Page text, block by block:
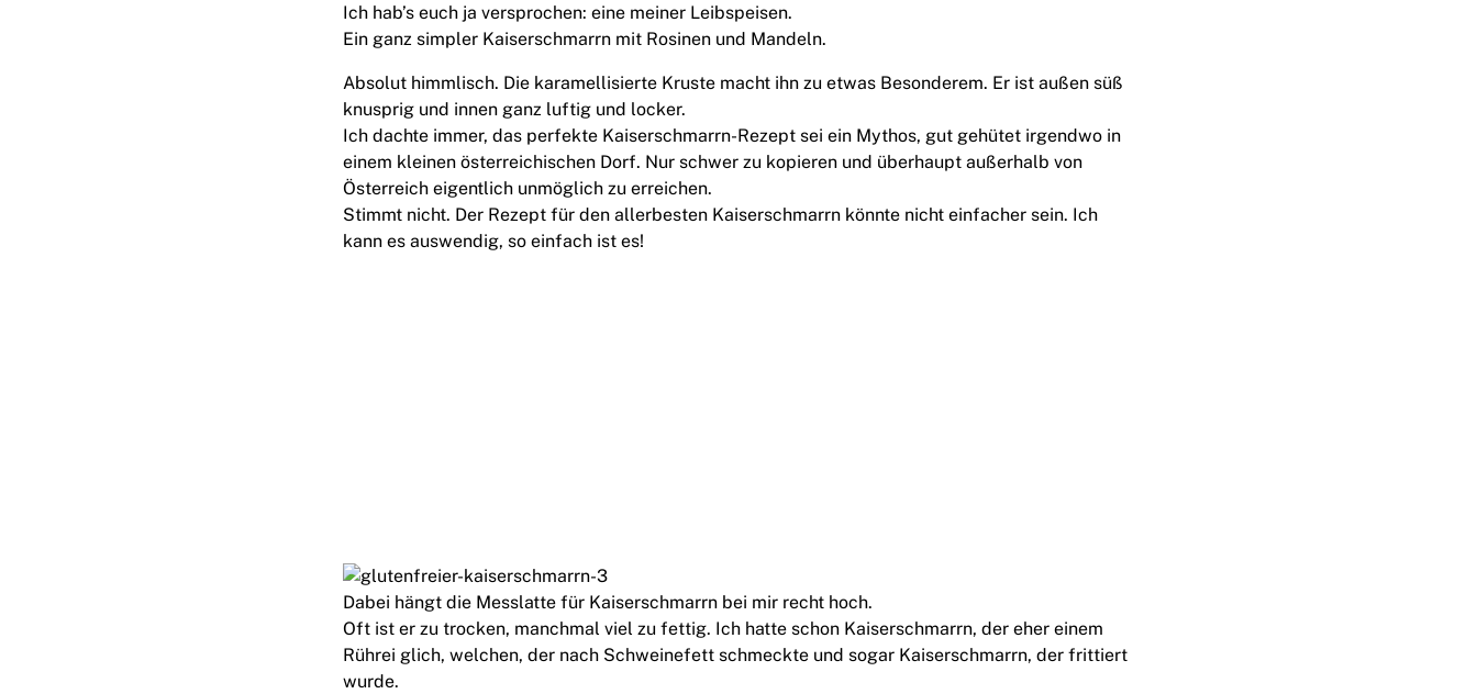
Ich hab’s euch ja versprochen: eine meiner Leibspeisen.
Ein ganz simpler Kaiserschmarrn mit Rosinen und Mandeln.
Absolut himmlisch. Die karamellisierte Kruste macht ihn zu etwas Besonderem. Er ist außen süß
knusprig und innen ganz luftig und locker.
Ich dachte immer, das perfekte Kaiserschmarrn-Rezept sei ein Mythos, gut gehütet irgendwo in
einem kleinen österreichischen Dorf. Nur schwer zu kopieren und überhaupt außerhalb von
Österreich eigentlich unmöglich zu erreichen.
Stimmt nicht. Der Rezept für den allerbesten Kaiserschmarrn könnte nicht einfacher sein. Ich
kann es auswendig, so einfach ist es!
Dabei hängt die Messlatte für Kaiserschmarrn bei mir recht hoch.
Oft ist er zu trocken, manchmal viel zu fettig. Ich hatte schon Kaiserschmarrn, der eher einem
Rührei glich, welchen, der nach Schweinefett schmeckte und sogar Kaiserschmarrn, der frittiert
wurde.